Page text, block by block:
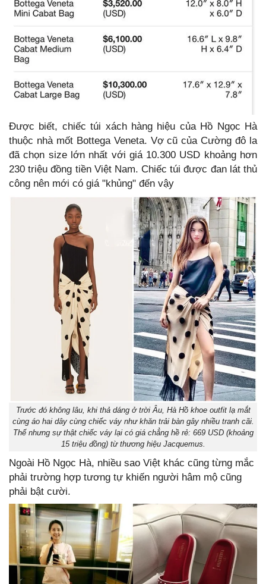
Được biết, chiếc túi xách hàng hiệu của Hồ Ngọc Hà
thuộc nhà mốt Bottega Veneta. Vợ cũ của Cường đô la
đã chọn size lớn nhất với giá 10.300 USD khoảng hơn
230 triệu đồng tiền Việt Nam. Chiếc túi được đan lát thủ
công nên mới có giá "khủng" đến vậy
Trước đó không lâu, khi thả dáng ở trời Âu, Hà Hồ khoe outfit lạ mắt
cùng áo hai dây cùng chiếc váy như khăn trải bàn gây nhiều tranh cãi.
Thế nhưng sự thật chiếc váy lại có giá chẳng hề rẻ: 669 USD (khoảng
15 triệu đồng) từ thương hiệu Jacquemus.
Ngoài Hồ Ngọc Hà, nhiều sao Việt khác cũng từng mắc
phải trường hợp tương tự khiến người hâm mộ cũng
phải bật cười.